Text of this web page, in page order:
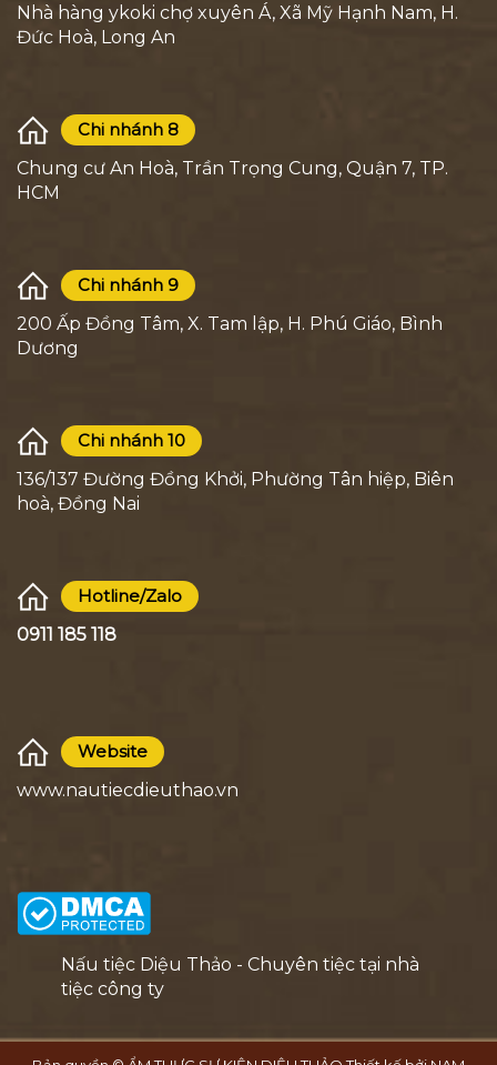
Nhà hàng ykoki chợ xuyên Á, Xã Mỹ Hạnh Nam, H.
Đức Hoà, Long An
Chi nhánh 8
Chung cư An Hoà, Trần Trọng Cung, Quận 7, TP.
HCM
Chi nhánh 9
200 Ấp Đồng Tâm, X. Tam lập, H. Phú Giáo, Bình
Dương
Chi nhánh 10
136/137 Đường Đồng Khởi, Phường Tân hiệp, Biên
hoà, Đồng Nai
Hotline/Zalo
0911 185 118
Website
www.nautiecdieuthao.vn
Nấu tiệc Diệu Thảo - Chuyên tiệc tại nhà
tiệc công ty